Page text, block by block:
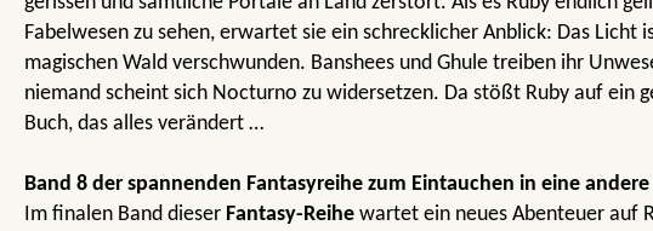
Fabelwesen zu sehen, erwartet sie ein schrecklicher Anblick: Das Licht
magischen Wald verschwunden. Banshees und Ghule treiben ihr
niemand scheint sich Nocturno zu widersetzen. Da stößt Ruby auf ein
Buch, das alles verändert …
Band 8 der spannenden Fantasyreihe zum Eintauchen in eine
Im finalen Band dieser Fantasy-Reihe wartet ein neues Abenteuer auf